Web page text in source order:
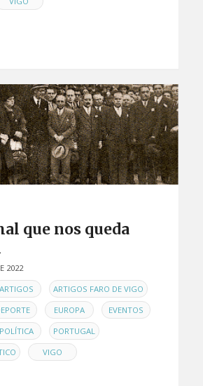
que nos queda
2022
ARTIGOS , ARTIGOS FARO DE VIGO ,
, EUROPA ,
EVENTOS
POLÍTICA , PORTUGAL ,
, VIGO